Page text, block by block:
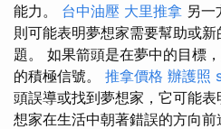
能力。 台中油壓 大里推拿 另一
則可能表明夢想家需要幫助或
題。 如果箭頭是在夢中的目標
的積極信號。 推拿價格 辦護照
頭誤導或找到夢想家，它可能
想家在生活中朝著錯誤的方向前